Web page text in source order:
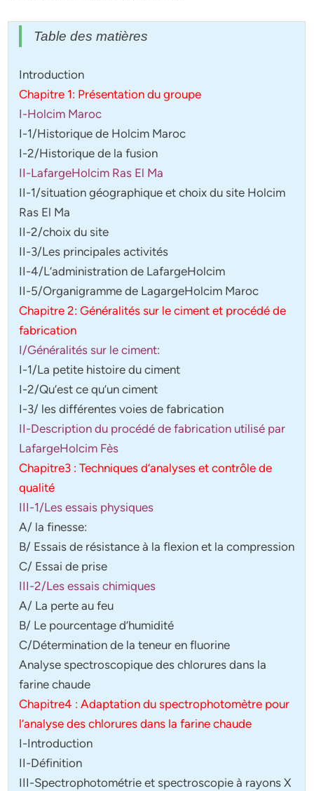
Table des matières
Introduction
Chapitre 1: Présentation du groupe
I-Holcim Maroc
I-1/Historique de Holcim Maroc
I-2/Historique de la fusion
II-LafargeHolcim Ras El Ma
II-1/situation géographique et choix du site Holcim
Ras El Ma
II-2/choix du site
II-3/Les principales activités
II-4/L’administration de LafargeHolcim
II-5/Organigramme de LagargeHolcim Maroc
Chapitre 2: Généralités sur le ciment et procédé de
fabrication
I/Généralités sur le ciment:
I-1/La petite histoire du ciment
I-2/Qu’est ce qu’un ciment
I-3/ les différentes voies de fabrication
II-Description du procédé de fabrication utilisé par
LafargeHolcim Fès
Chapitre3 : Techniques d’analyses et contrôle de
qualité
III-1/Les essais physiques
A/ la finesse:
B/ Essais de résistance à la flexion et la compression
C/ Essai de prise
III-2/Les essais chimiques
A/ La perte au feu
B/ Le pourcentage d’humidité
C/Détermination de la teneur en fluorine
Analyse spectroscopique des chlorures dans la
farine chaude
Chapitre4 : Adaptation du spectrophotomètre pour
l’analyse des chlorures dans la farine chaude
I-Introduction
II-Définition
III-Spectrophotométrie et spectroscopie à rayons X